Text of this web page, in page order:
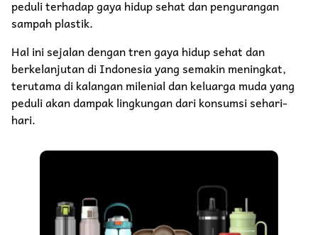
peduli terhadap gaya hidup sehat dan pengurangan
sampah plastik.
Hal ini sejalan dengan tren gaya hidup sehat dan
berkelanjutan di Indonesia yang semakin meningkat,
terutama di kalangan milenial dan keluarga muda yang
peduli akan dampak lingkungan dari konsumsi sehari-
hari.